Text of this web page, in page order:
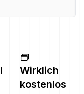
Wirklich
kostenlos